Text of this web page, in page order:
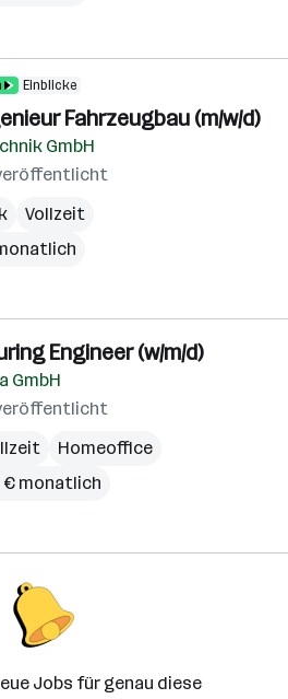
Einblicke
Fahrzeugbau (m/w/d)
GmbH
Vollzeit
Engineer (w/m/d)
GmbH
Homeoffice
€ monatlich
Jobs für genau diese